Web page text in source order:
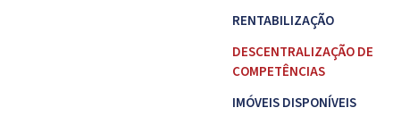
RENTABILIZAÇÃO
DESCENTRALIZAÇÃO DE
COMPETÊNCIAS
IMÓVEIS DISPONÍVEIS